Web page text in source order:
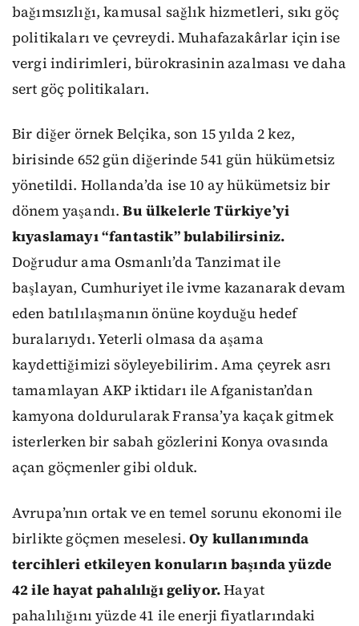
bağımsızlığı, kamusal sağlık hizmetleri, sıkı göç
politikaları ve çevreydi. Muhafazakârlar için ise
vergi indirimleri, bürokrasinin azalması ve daha
sert göç politikaları.
Bir diğer örnek Belçika, son 15 yılda 2 kez,
birisinde 652 gün diğerinde 541 gün hükümetsiz
yönetildi. Hollanda’da ise 10 ay hükümetsiz bir
dönem yaşandı.Bu ülkelerle Türkiye’yi
kıyaslamayı “fantastik” bulabilirsiniz.
Doğrudur ama Osmanlı’da Tanzimat ile
başlayan, Cumhuriyet ile ivme kazanarak devam
eden batılılaşmanın önüne koyduğu hedef
buralarıydı. Yeterli olmasa da aşama
kaydettiğimizi söyleyebilirim. Ama çeyrek asrı
tamamlayan AKP iktidarı ile Afganistan’dan
kamyona doldurularak Fransa’ya kaçak gitmek
isterlerken bir sabah gözlerini Konya ovasında
açan göçmenler gibi olduk.
Avrupa’nın ortak ve en temel sorunu ekonomi ile
birlikte göçmen meselesi.Oy kullanımında
tercihleri etkileyen konuların başında yüzde
42 ile hayat pahalılığı geliyor.Hayat
pahalılığını yüzde 41 ile enerji fiyatlarındaki